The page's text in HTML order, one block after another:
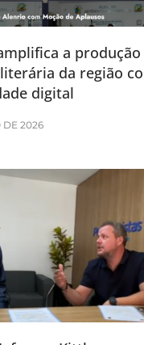
a produção
da região
digital
DE 2026